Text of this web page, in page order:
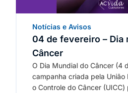
Notícias e Avisos
04 de fevereiro – Dia
Câncer
O Dia Mundial do Câncer (4
campanha criada pela União
o Controle do Câncer (UICC)